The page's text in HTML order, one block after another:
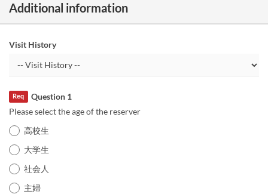
Additional information
Visit History
Question 1
Req
Please select the age of the reserver
高校生
大学生
社会人
主婦